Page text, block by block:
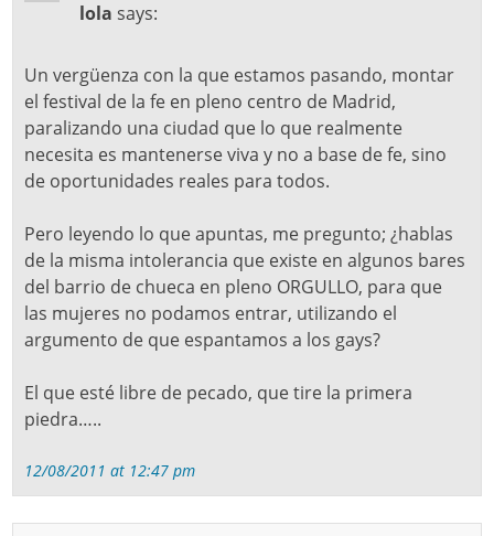
lola says:
Un vergüenza con la que estamos pasando, montar
el festival de la fe en pleno centro de Madrid,
paralizando una ciudad que lo que realmente
necesita es mantenerse viva y no a base de fe, sino
de oportunidades reales para todos.
Pero leyendo lo que apuntas, me pregunto; ¿hablas
de la misma intolerancia que existe en algunos bares
del barrio de chueca en pleno ORGULLO, para que
las mujeres no podamos entrar, utilizando el
argumento de que espantamos a los gays?
El que esté libre de pecado, que tire la primera
piedra…..
12/08/2011 at 12:47 pm